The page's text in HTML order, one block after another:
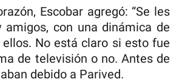
Escobar agregó: “Se les
amigos, con una dinámica de
No está claro si esto fue
de televisión o no. Antes de
debido a Parived.